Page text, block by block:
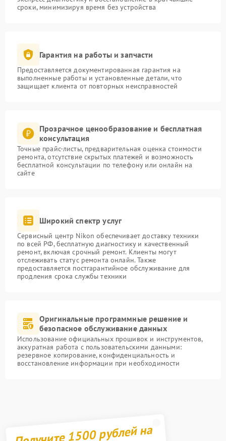
сроки, минимизируя время без устройства
Гарантия на работы и запчасти
Предоставляется документированная гарантия на
выполненные работы и установленные детали, что
защищает клиента от повторных неисправностей
Прозрачное ценообразование и бесплатная
консультация
Точные прайс-листы, предварительная оценка стоимости
ремонта, отсутствие скрытых платежей и возможность
бесплатной консультации по телефону или онлайн на
сайте
Широкий спектр услуг
Сервисный центр Nikon обеспечивает доставку техники
по всей РФ, бесплатную диагностику и качественный
ремонт, включая срочный ремонт. Клиенты могут
отслеживать статус ремонта онлайн. Также
предоставляется постгарантийное обслуживание для
продления срока службы техники
Оригинальные программные решение и
безопасное обслуживание данных
Использование официальных прошивок и инструментов,
аккуратная работа с пользовательскими данными:
резервное копирование, конфиденциальность и
восстановление информации при необходимости